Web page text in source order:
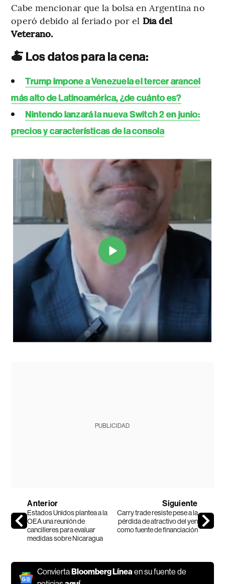
Cabe mencionar que la bolsa en Argentina no
operó debido al feriado por el Día del
Veterano.
🍝 Los datos para la cena:
Trump impone a Venezuela el tercer arancel
más alto de Latinoamérica, ¿de cuánto es?
Nintendo lanzará la nueva Switch 2 en junio:
precios y características de la consola
PUBLICIDAD
Anterior
Estados Unidos plantea a la
OEA una reunión de
cancilleres para evaluar
medidas sobre Nicaragua
Siguiente
Carry trade resiste pese a la
pérdida de atractivo del yen
como fuente de financiación
ConviertaBloomberg Línea en su fuente de